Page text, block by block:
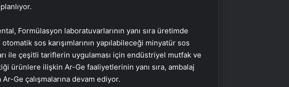
Formülasyon laboratuvarlarının yanı sıra üretimde
sos karışımlarının yapılabileceği minyatür sos
ile çeşitli tariflerin uygulaması için endüstriyel mutfak ve
ürünlere ilişkin Ar-Ge faaliyetlerinin yanı sıra, ambalaj
Ar-Ge çalışmalarına devam ediyor.
Daisy köşe takımı